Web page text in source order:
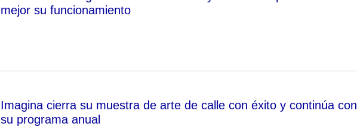
mejor su funcionamiento
Imagina cierra su muestra de arte de calle con éxito y continúa con
su programa anual